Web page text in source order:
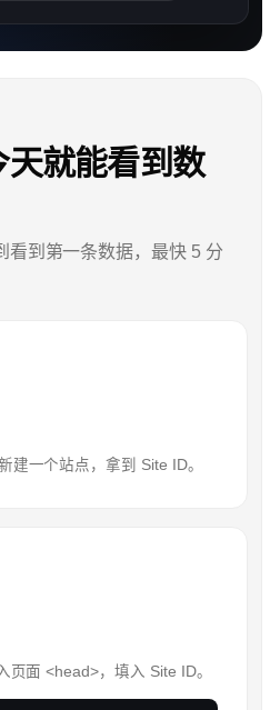
就能看到数
看到第一条数据，最快 5 分
建一个站点，拿到 Site ID。
页面 <head>，填入 Site ID。